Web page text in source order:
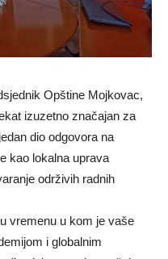
Opštine Mojkovac,
izuzetno značajan za
dio odgovora na
kao lokalna uprava
održivih radnih
vremenu u kom je vaše
i globalnim